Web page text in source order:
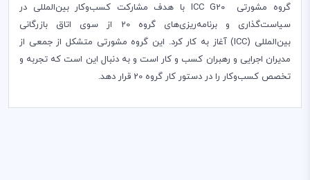
گروه مشورتی ICC G20 با هدف مشارکت کسب‌و‌کار بین‌المللی در
سیاست‌گذاری و برنامه‌ریزی‌های گروه 20 از سوی اتاق بازرگانی
بین‌المللی(ICC)آغاز به کار کرد. این گروه مشورتی متشکل از جمعی از
مدیران اجرایی و رهبران کسب و کار است و به دنبال این است که تجربه و
تخصص کسب‌و‌کار را در دستور کار گروه 20 قرار دهد
.